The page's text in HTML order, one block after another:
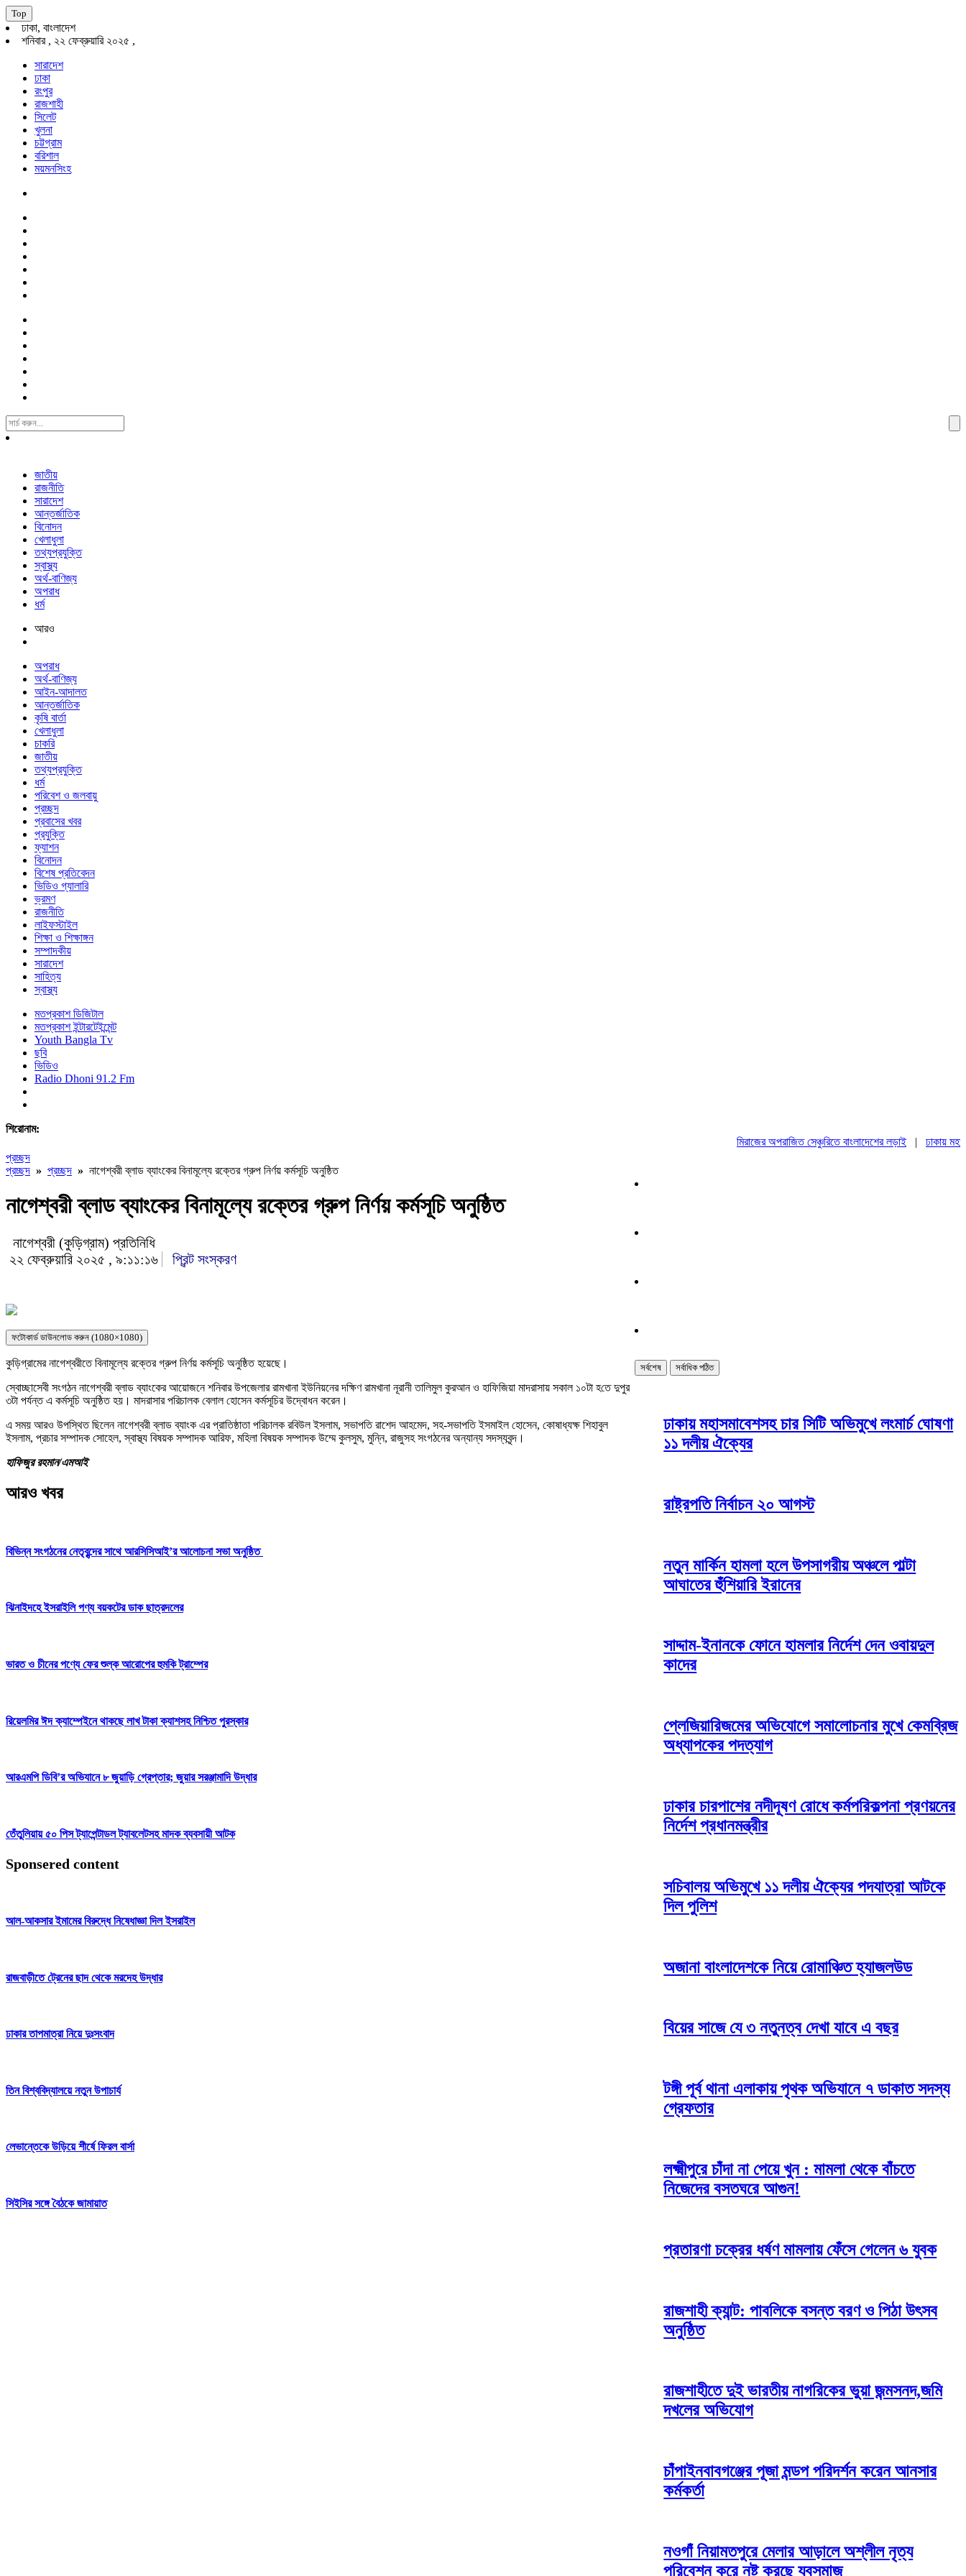
Top
ঢাকা, বাংলাদেশ
শনিবার , ২২ ফেব্রুয়ারি ২০২৫ ,
সারাদেশ
ঢাকা
রংপুর
রাজশাহী
সিলেট
খুলনা
চট্টগ্রাম
বরিশাল
ময়মনসিংহ
Search
For:
জাতীয়
রাজনীতি
সারাদেশ
আন্তর্জাতিক
বিনোদন
খেলাধুলা
তথ্যপ্রযুক্তি
স্বাস্থ্য
অর্থ-বাণিজ্য
অপরাধ
ধর্ম
আরও
অপরাধ
অর্থ-বাণিজ্য
আইন-আদালত
আন্তর্জাতিক
কৃষি বার্তা
খেলাধুলা
চাকরি
জাতীয়
তথ্যপ্রযুক্তি
ধর্ম
পরিবেশ ও জলবায়ু
প্রচ্ছদ
প্রবাসের খবর
প্রযুক্তি
ফ্যাশন
বিনোদন
বিশেষ প্রতিবেদন
ভিডিও গ্যালারি
ভ্রমণ
রাজনীতি
লাইফস্টাইল
শিক্ষা ও শিক্ষাঙ্গন
সম্পাদকীয়
সারাদেশ
সাহিত্য
স্বাস্থ্য
মতপ্রকাশ ডিজিটাল
মতপ্রকাশ ইন্টারটেইন্মেন্ট
Youth Bangla Tv
ছবি
ভিডিও
Radio Dhoni 91.2 Fm
শিরোনাম:
মিরাজের অপরাজিত সেঞ্চুরিতে বাংলাদেশের লড়াই|ঢাকায়
প্রচ্ছদ
প্রচ্ছদ » প্রচ্ছদ » নাগেশ্বরী ব্লাড ব্যাংকের বিনামূল্যে রক্তের গ্রুপ নির্ণয় কর্মসূচি অনুষ্ঠিত
নাগেশ্বরী ব্লাড ব্যাংকের বিনামূল্যে রক্তের গ্রুপ নির্ণয় কর্মসূচি অনুষ্ঠিত
নাগেশ্বরী (কুড়িগ্রাম) প্রতিনিধি
২২ ফেব্রুয়ারি ২০২৫ , ৯:১১:১৬
প্রিন্ট সংস্করণ
ফটোকার্ড ডাউনলোড করুন (1080×1080)
কুড়িগ্রামের নাগেশ্বরীতে বিনামূল্যে রক্তের গ্রুপ নির্ণয় কর্মসূচি অনুষ্ঠিত হয়েছে।
স্বোচ্ছাসেবী সংগঠন নাগেশ্বরী ব্লাড ব্যাংকের আয়োজনে শনিবার উপজেলার রামখানা ইউনিয়নের দক্ষিণ রামখানা নূরানী তালিমুল কুরআন ও হাফিজিয়া মাদরাসায় সকাল ১০টা হ‌তে দুপুর
৩টা পর্যন্ত এ কর্মসূচি অনুষ্ঠিত হয়। মাদরাসার পরিচালক বেলাল হোসেন কর্মসূচির উদ্বোধন করেন।
এ সময় আরও উপস্থিত ছিলেন নাগেশ্বরী ব্লাড ব্যাংক এর প্রাতিষ্ঠাতা পরিচালক রবিউল ইসলাম, সভাপতি রাশেদ আহমেদ, সহ-সভাপতি ইসমাইল হোসেন, কোষাধ্যক্ষ শিহাবুল
ইসলাম, প্রচার সম্পাদক সোহেল, স্বাস্থ্য বিষয়ক সম্পাদক আরিফ, মহিলা বিষয়ক সম্পাদক উম্মে কুলসুম, মুন্নি, রাজুসহ সংগঠনের অন্যান্য সদস্যবৃন্দ।
হাফিজুর রহমান/এমআই
আরও খবর
বিভিন্ন সংগঠনের নেতৃবৃন্দের সাথে আরসিসিআই’র আলোচনা সভা অনুষ্ঠিত
ঝিনাইদহে ইসরাইলি পণ্য বয়কটের ডাক ছাত্রদলের
ভারত ও চীনের পণ্যে ফের শুল্ক আরোপের হুমকি ট্রাম্পের
রিয়েলমির ঈদ ক্যাম্পেইনে থাকছে লাখ টাকা ক্যাশসহ নিশ্চিত পুরস্কার
আরএমপি ডিবি’র অভিযানে ৮ জুয়াড়ি গ্রেপ্তার; জুয়ার সরঞ্জামাদি উদ্ধার
তেঁতুলিয়ায় ৫০ পিস ট্যাপেন্টাডল ট্যাবলেটসহ মাদক ব্যবসায়ী আটক
Sponsered content
আল-আকসার ইমামের বিরুদ্ধে নিষেধাজ্ঞা দিল ইসরাইল
রাজবাড়ীতে ট্রেনের ছাদ থেকে মরদেহ উদ্ধার
ঢাকার তাপমাত্রা নিয়ে দুঃসংবাদ
তিন বিশ্ববিদ্যালয়ে নতুন উপাচার্য
লেভান্তেকে উড়িয়ে শীর্ষে ফিরল বার্সা
‎সিইসির সঙ্গে বৈঠকে জামায়াত
সর্বশেষ সর্বাধিক পঠিত
ঢাকায় মহাসমাবেশসহ চার সিটি অভিমুখে লংমার্চ ঘোষণা
১১ দলীয় ঐক্যের
রাষ্ট্রপতি নির্বাচন ২০ আগস্ট
নতুন মার্কিন হামলা হলে উপসাগরীয় অঞ্চলে পাল্টা
আঘাতের হুঁশিয়ারি ইরানের
সাদ্দাম-ইনানকে ফোনে হামলার নির্দেশ দেন ওবায়দুল
কাদের
প্লেজিয়ারিজমের অভিযোগে সমালোচনার মুখে কেমব্রিজ
অধ্যাপকের পদত্যাগ
ঢাকার চারপাশের নদীদূষণ রোধে কর্মপরিকল্পনা প্রণয়নের
নির্দেশ প্রধানমন্ত্রীর
সচিবালয় অভিমুখে ১১ দলীয় ঐক্যের পদযাত্রা আটকে
দিল পুলিশ
অজানা বাংলাদেশকে নিয়ে রোমাঞ্চিত হ্যাজলউড
বিয়ের সাজে যে ৩ নতুনত্ব দেখা যাবে এ বছর
টঙ্গী পূর্ব থানা এলাকায় পৃথক অভিযানে ৭ ডাকাত সদস্য
গ্রেফতার
লক্ষ্মীপুরে চাঁদা না পেয়ে খুন : মামলা থেকে বাঁচতে
নিজেদের বসতঘরে আগুন!
প্রতারণা চক্রের ধর্ষণ মামলায় ফেঁসে গেলেন ৬ যুবক
রাজশাহী ক্যান্ট: পাবলিকে বসন্ত বরণ ও পিঠা উৎসব
অনুষ্ঠিত
রাজশাহীতে দুই ভারতীয় নাগরিকের ভুয়া জন্মসনদ,জমি
দখলের অভিযোগ
চাঁপাইনবাবগঞ্জের পূজা মন্ডপ পরিদর্শন করেন আনসার
কর্মকর্তা
নওগাঁ নিয়ামতপুরে মেলার আড়ালে অশ্লীল নৃত্য
পরিবেশন করে নষ্ট করছে যুবসমাজ